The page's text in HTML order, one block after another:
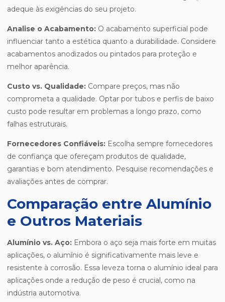
adeque às exigências do seu projeto.
Analise o Acabamento: O acabamento superficial pode
influenciar tanto a estética quanto a durabilidade. Considere
acabamentos anodizados ou pintados para proteção e
melhor aparência.
Custo vs. Qualidade: Compare preços, mas não
comprometa a qualidade. Optar por tubos e perfis de baixo
custo pode resultar em problemas a longo prazo, como
falhas estruturais.
Fornecedores Confiáveis: Escolha sempre fornecedores
de confiança que ofereçam produtos de qualidade,
garantias e bom atendimento. Pesquise recomendações e
avaliações antes de comprar.
Comparação entre Alumínio
e Outros Materiais
Alumínio vs. Aço: Embora o aço seja mais forte em muitas
aplicações, o alumínio é significativamente mais leve e
resistente à corrosão. Essa leveza torna o alumínio ideal para
aplicações onde a redução de peso é crucial, como na
indústria automotiva.